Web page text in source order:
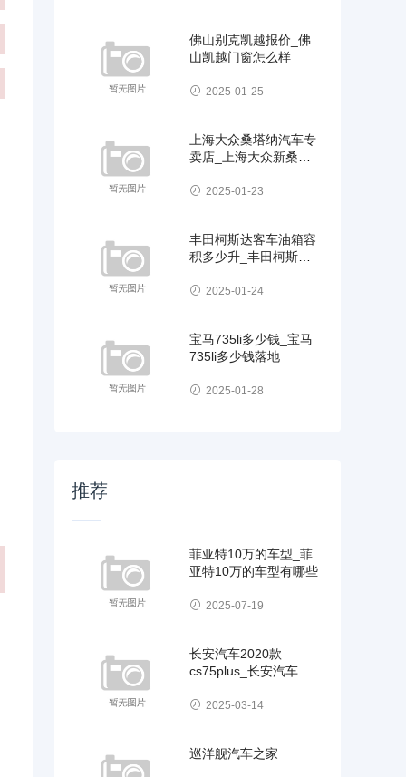
佛山别克凯越报价_佛
山凯越门窗怎么样
2025-01-25
上海大众桑塔纳汽车专
卖店_上海大众新桑塔
2025-01-23
丰田柯斯达客车油箱容
积多少升_丰田柯斯达
2025-01-24
宝马735li多少钱_宝马
735li多少钱落地
2025-01-28
推荐
菲亚特10万的车型_菲
亚特10万的车型有哪些
2025-07-19
长安汽车2020款
cs75plus_长安汽车
2025-03-14
巡洋舰汽车之家